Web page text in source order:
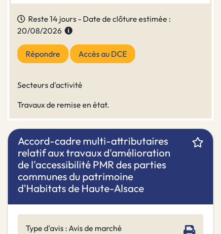
Reste 14 jours - Date de clôture estimée :
20/08/2026
Répondre Accès au DCE
Secteurs d'activité
Travaux de remise en état.
Accord-cadre multi-attributaires
relatif aux travaux d'amélioration
de l'accessibilité PMR des parties
communes du patrimoine
d'Habitats de Haute-Alsace
Type d'avis : Avis de marché